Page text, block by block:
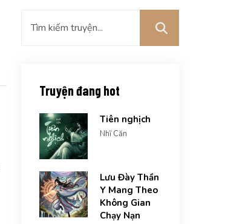
Truyện đang hot
Tiên nghịch
Nhĩ Căn
Lưu Đày Thần
Y Mang Theo
Không Gian
Chạy Nạn